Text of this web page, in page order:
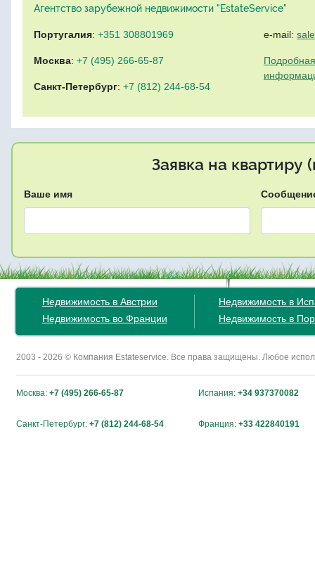
Агентство зарубежной недвижимости "EstateService"
Португалия: +351 308801969
Москва: +7 (495) 266-65-87
Санкт-Петербург: +7 (812) 244-68-54
e-mail:
Заявка на квартиру
Ваше имя
Недвижимость в Австрии
Недвижимость во Франции
Недвижимость в
Недвижимость в
2003 - 2026 © Компания Estateservice. Все права защищены. Любое
Москва: +7 (495) 266-65-87 Испания: +34 937370082
Санкт-Петербург: +7 (812) 244-68-54 Франция: +33 422840191